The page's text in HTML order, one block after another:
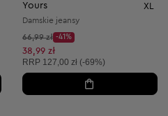
Yours XL
Damskie jeansy
Cena początkowa:
66,99 zł
Discount Price:
-41%
Obniżona cena:
38,99 zł
Cena sugerowana:
RRP 127,00 zł (-69%)